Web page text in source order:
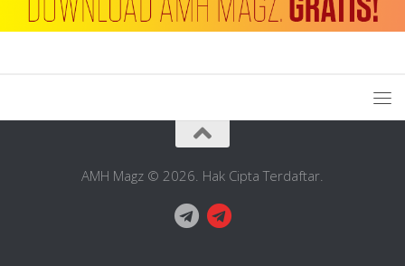
AMH Magz © 2026. Hak Cipta Terdaftar.